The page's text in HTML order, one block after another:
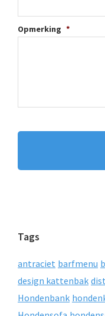
Opmerking *
Tags
antraciet barfmenu
design kattenbak
Hondenbank